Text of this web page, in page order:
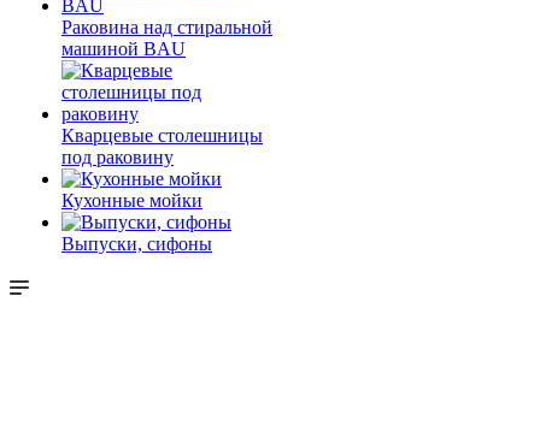
Раковина над стиральной
машиной BAU
Кварцевые столешницы
под раковину
Кухонные мойки
Выпуски, сифоны